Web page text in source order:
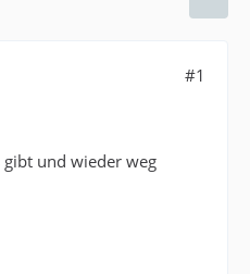
#1
und wieder weg